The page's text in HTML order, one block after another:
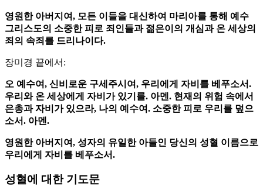
영원한 아버지여, 모든 이들을 대신하여 마리아를 통해 예수
그리스도의 소중한 피로 죄인들과 젊은이의 개심과 온 세상의
죄의 속죄를 드리나이다.
장미경 끝에서:
오 예수여, 신비로운 구세주시여, 우리에게 자비를 베푸소서.
우리와 온 세상에게 자비가 있기를. 아멘. 현재의 위험 속에서
은총과 자비가 있으라, 나의 예수여. 소중한 피로 우리를 덮으
소서. 아멘.
영원한 아버지여, 성자의 유일한 아들인 당신의 성혈 이름으로
우리에게 자비를 베푸소서.
성혈에 대한 기도문